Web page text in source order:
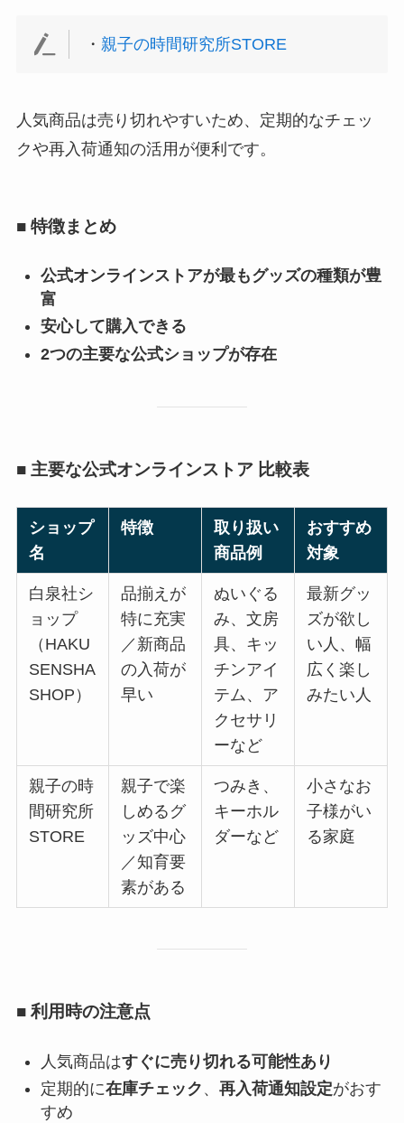
・親子の時間研究所STORE
人気商品は売り切れやすいため、定期的なチェッ
クや再入荷通知の活用が便利です。
■ 特徴まとめ
公式オンラインストアが最もグッズの種類が豊
富
安心して購入できる
2つの主要な公式ショップが存在
■ 主要な公式オンラインストア 比較表
ショップ
名
特徴
取り扱い
商品例
おすすめ
対象
白泉社シ
ョップ
（HAKU
SENSHA
SHOP）
品揃えが
特に充実
／新商品
の入荷が
早い
ぬいぐる
み、文房
具、キッ
チンアイ
テム、ア
クセサリ
ーなど
最新グッ
ズが欲し
い人、幅
広く楽し
みたい人
親子の時
間研究所
STORE
親子で楽
しめるグ
ッズ中心
／知育要
素がある
つみき、
キーホル
ダーなど
小さなお
子様がい
る家庭
■ 利用時の注意点
人気商品はすぐに売り切れる可能性あり
定期的に在庫チェック 、 再入荷通知設定がおす
すめ